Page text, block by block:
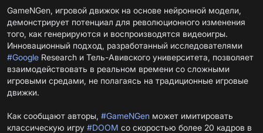
GameNGen, игровой движок на основе нейронной модели,
демонстрирует потенциал для революционного изменения
того, как генерируются и воспроизводятся видеоигры.
Инновационный подход, разработанный исследователями
#Google Research и Тель-Авивского университета, позволяет
взаимодействовать в реальном времени со сложными
игровыми средами, не полагаясь на традиционные игровые
движки.
Как сообщают авторы, #GameNGen может имитировать
классическую игру #DOOM со скоростью более 20 кадров в